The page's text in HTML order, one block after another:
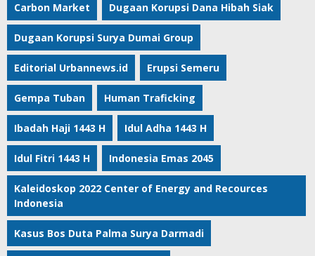
Carbon Market Dugaan Korupsi Dana Hibah Siak
Dugaan Korupsi Surya Dumai Group
Editorial Urbannews.id Erupsi Semeru
Gempa Tuban Human Traficking
Ibadah Haji 1443 H Idul Adha 1443 H
Idul Fitri 1443 H Indonesia Emas 2045
Kaleidoskop 2022 Center of Energy and Recources
Indonesia
Kasus Bos Duta Palma Surya Darmadi